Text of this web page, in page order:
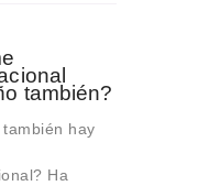
también?
hay
Ha